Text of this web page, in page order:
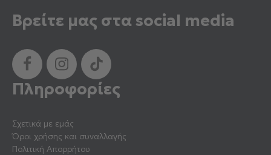
Βρείτε μας στα social media
Πληροφορίες
Σχετικά με εμάς
Όροι χρήσης και συναλλαγής
Πολιτική Απορρήτου